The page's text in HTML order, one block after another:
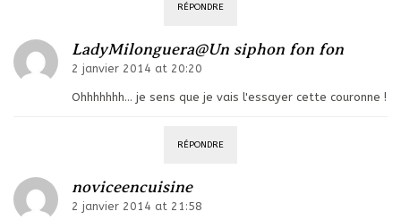
RÉPONDRE
LadyMilonguera@Un siphon fon fon
2 janvier 2014 at 20:20
Ohhhhhhh… je sens que je vais l'essayer cette couronne !
RÉPONDRE
noviceencuisine
2 janvier 2014 at 21:58